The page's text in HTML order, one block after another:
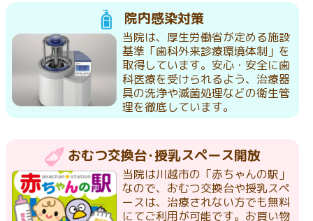
院内感染対策
当院は、厚生労働省が定める施設
基準「歯科外来診療環境体制」を
取得しています。安心・安全に歯
科医療を受けられるよう、治療器
具の洗浄や滅菌処理などの衛生管
理を徹底しています。
おむつ交換台･授乳スペース開放
当院は川越市の「赤ちゃんの駅」
なので、おむつ交換台や授乳スペ
ースは、治療されない方でも無料
にてご利用が可能です。お買い物